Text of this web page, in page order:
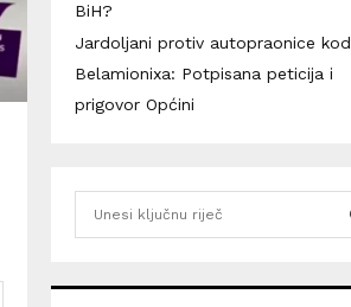
BiH?
Jardoljani protiv autopraonice kod
Belamionixa: Potpisana peticija i
prigovor Općini